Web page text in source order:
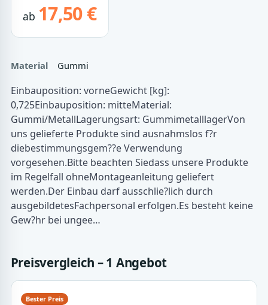
ab 17,50 €
Material Gummi
Einbauposition: vorneGewicht [kg]:
0,725Einbauposition: mitteMaterial:
Gummi/MetallLagerungsart: GummimetalllagerVon
uns gelieferte Produkte sind ausnahmslos f?r
diebestimmungsgem??e Verwendung
vorgesehen.Bitte beachten Siedass unsere Produkte
im Regelfall ohneMontageanleitung geliefert
werden.Der Einbau darf ausschlie?lich durch
ausgebildetesFachpersonal erfolgen.Es besteht keine
Gew?hr bei ungee…
Preisvergleich – 1 Angebot